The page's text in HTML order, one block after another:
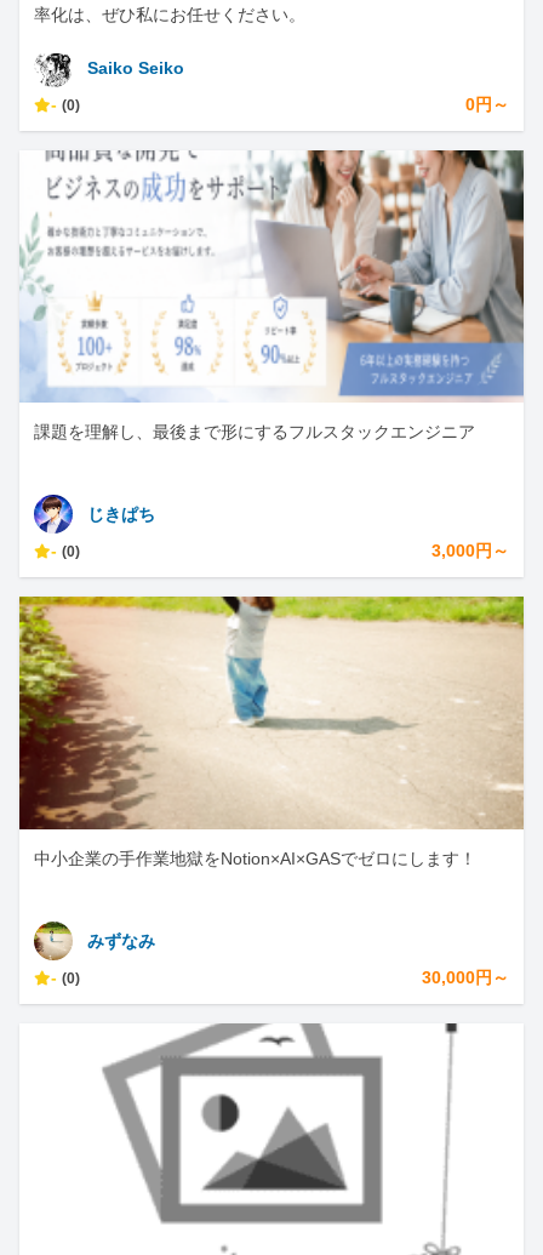
率化は、ぜひ私にお任せください。
Saiko Seiko
- (0) 0円～
課題を理解し、最後まで形にするフルスタックエンジニア
じきぱち
- (0) 3,000円～
中小企業の手作業地獄をNotion×AI×GASでゼロにします！
みずなみ
- (0) 30,000円～